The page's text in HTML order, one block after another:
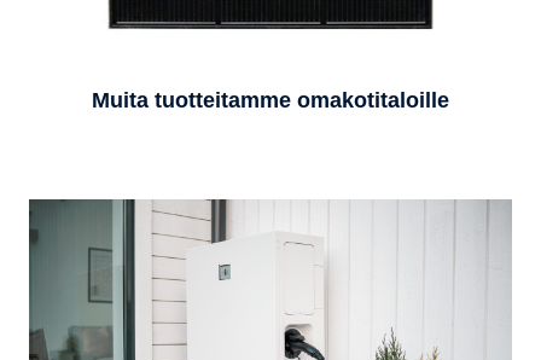
Muita tuotteitamme omakotitaloille